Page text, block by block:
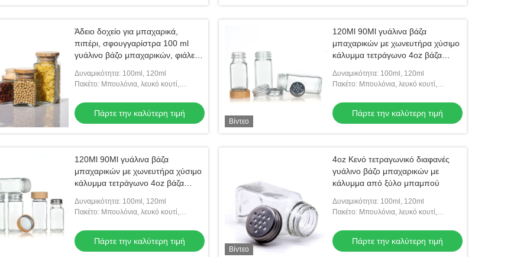
Άδειο δοχείο για μπαχαρικά,
πιπέρι, σφουγγαρίστρα 100 ml
γυάλινο βάζο μπαχαρικών, φιάλες
Δυναμικότητα: 100ml, 120ml
Πακέτο: Μπουλόνια, λευκό κουτί,
Πάρτε την καλύτερη τιμή
Βίντεο
120Ml 90Ml γυάλινα βάζα
μπαχαρικών με χωνευτήρα χύσιμο
κάλυμμα τετράγωνο 4oz βάζα
Δυναμικότητα: 100ml, 120ml
Πακέτο: Μπουλόνια, λευκό κουτί,
Πάρτε την καλύτερη τιμή
120Ml 90Ml γυάλινα βάζα
μπαχαρικών με χωνευτήρα χύσιμο
κάλυμμα τετράγωνο 4oz βάζα
Δυναμικότητα: 100ml, 120ml
Πακέτο: Μπουλόνια, λευκό κουτί,
Πάρτε την καλύτερη τιμή
Βίντεο
4oz Κενό τετραγωνικό διαφανές
γυάλινο βάζο μπαχαρικών με
κάλυμμα από ξύλο μπαμπού
Δυναμικότητα: 100ml, 120ml
Πακέτο: Μπουλόνια, λευκό κουτί,
Πάρτε την καλύτερη τιμή